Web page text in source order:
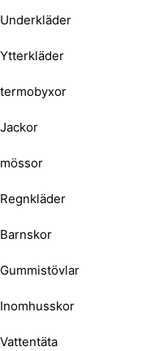
Underkläder
Ytterkläder
termobyxor
Jackor
mössor
Regnkläder
Barnskor
Gummistövlar
Inomhusskor
Vattentäta